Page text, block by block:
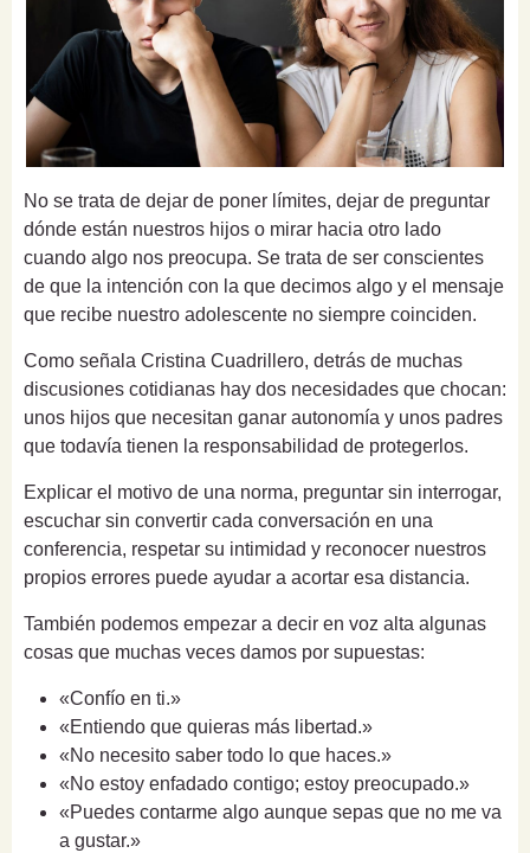
No se trata de dejar de poner límites, dejar de preguntar
dónde están nuestros hijos o mirar hacia otro lado
cuando algo nos preocupa. Se trata de ser conscientes
de que la intención con la que decimos algo y el mensaje
que recibe nuestro adolescente no siempre coinciden.
Como señala Cristina Cuadrillero, detrás de muchas
discusiones cotidianas hay dos necesidades que chocan:
unos hijos que necesitan ganar autonomía y unos padres
que todavía tienen la responsabilidad de protegerlos.
Explicar el motivo de una norma, preguntar sin interrogar,
escuchar sin convertir cada conversación en una
conferencia, respetar su intimidad y reconocer nuestros
propios errores puede ayudar a acortar esa distancia.
También podemos empezar a decir en voz alta algunas
cosas que muchas veces damos por supuestas:
«Confío en ti.»
«Entiendo que quieras más libertad.»
«No necesito saber todo lo que haces.»
«No estoy enfadado contigo; estoy preocupado.»
«Puedes contarme algo aunque sepas que no me va
a gustar.»